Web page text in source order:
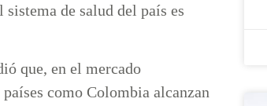
de salud del país es
que, en el mercado
como Colombia alcanzan